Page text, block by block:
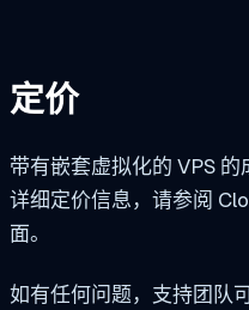
定价
带有嵌套虚拟化的 VPS
详细定价信息，请参阅
面。
如有任何问题，支持团队